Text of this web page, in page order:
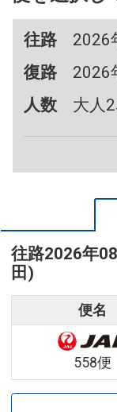
往路
2026
復路
2026
人数
大人
往路2026年
田)
便名
558便